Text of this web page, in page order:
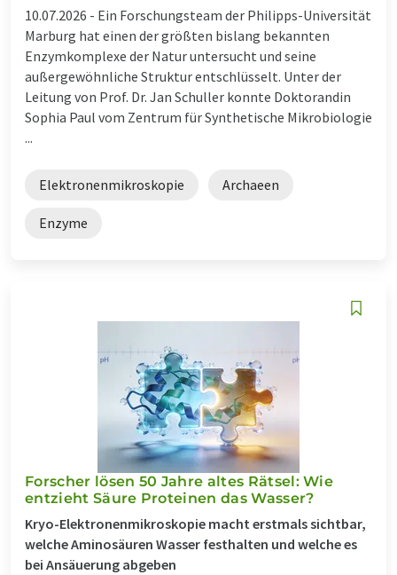
10.07.2026 - Ein Forschungsteam der Philipps-Universität
Marburg hat einen der größten bislang bekannten
Enzymkomplexe der Natur untersucht und seine
außergewöhnliche Struktur entschlüsselt. Unter der
Leitung von Prof. Dr. Jan Schuller konnte Doktorandin
Sophia Paul vom Zentrum für Synthetische Mikrobiologie
...
Elektronenmikroskopie Archaeen
Enzyme
Forscher lösen 50 Jahre altes Rätsel: Wie
entzieht Säure Proteinen das Wasser?
Kryo-Elektronenmikroskopie macht erstmals sichtbar,
welche Aminosäuren Wasser festhalten und welche es
bei Ansäuerung abgeben